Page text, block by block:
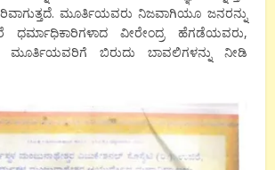
ಮೂರ್ತಿಯವರು ನಿಜವಾಗಿಯೂ ಜನರನ್ನು
ಧರ್ಮಾಧಿಕಾರಿಗಳಾದ ವೀರೇಂದ್ರ ಹೆಗಡೆಯವರು,
ಮೂರ್ತಿಯವರಿಗೆ ಬಿರುದು ಬಾವಲಿಗಳನ್ನು ನೀಡಿ